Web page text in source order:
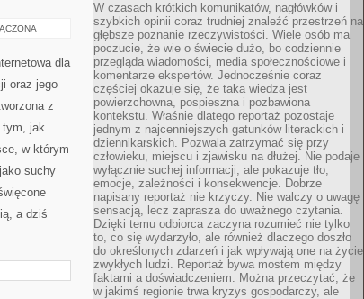
dla
oraz jego
z
tym, jak
w którym
suchy
a dziś
W czasach krótkich komunikatów, nagłówków i
szybkich opinii coraz trudniej znaleźć przestrzeń na
głębsze poznanie rzeczywistości. Wiele osób ma
poczucie, że wie o świecie dużo, bo codziennie
przegląda wiadomości, media społecznościowe i
komentarze ekspertów. Jednocześnie coraz
częściej okazuje się, że taka wiedza jest
powierzchowna, pospieszna i pozbawiona
kontekstu. Właśnie dlatego reportaż pozostaje
jednym z najcenniejszych gatunków literackich i
dziennikarskich. Pozwala zatrzymać się przy
człowieku, miejscu i zjawisku na dłużej. Nie podaje
wyłącznie suchej informacji, ale pokazuje tło,
emocje, zależności i konsekwencje. Dobrze
napisany reportaż nie krzyczy. Nie walczy o uwagę
sensacją, lecz zaprasza do uważnego czytania.
Dzięki temu odbiorca zaczyna rozumieć nie tylko
to, co się wydarzyło, ale również dlaczego doszło
do określonych zdarzeń i jak wpływają one na życie
zwykłych ludzi. Reportaż bywa mostem między
faktami a doświadczeniem. Można przeczytać, że
w jakimś regionie trwa kryzys gospodarczy, ale